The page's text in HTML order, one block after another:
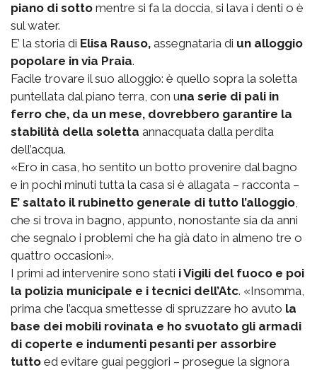
piano di sotto mentre si fa la doccia, si lava i denti o è
sul water.
E’ la storia di Elisa Rauso, assegnataria di un alloggio
popolare in via Praia.
Facile trovare il suo alloggio: è quello sopra la soletta
puntellata dal piano terra, con una serie di pali in
ferro che, da un mese, dovrebbero garantire la
stabilità della soletta annacquata dalla perdita
dell’acqua.
«Ero in casa, ho sentito un botto provenire dal bagno
e in pochi minuti tutta la casa si è allagata – racconta –
E’ saltato il rubinetto generale di tutto l’alloggio,
che si trova in bagno, appunto, nonostante sia da anni
che segnalo i problemi che ha già dato in almeno tre o
quattro occasioni».
I primi ad intervenire sono stati i Vigili del fuoco e poi
la polizia municipale e i tecnici dell’Atc. «Insomma,
prima che l’acqua smettesse di spruzzare ho avuto la
base dei mobili rovinata e ho svuotato gli armadi
di coperte e indumenti pesanti per assorbire
tutto ed evitare guai peggiori – prosegue la signora